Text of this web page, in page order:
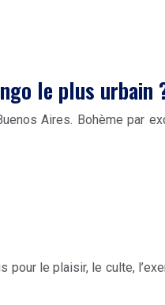
le plus urbain
Aires. Bohème par
le plaisir, le culte,